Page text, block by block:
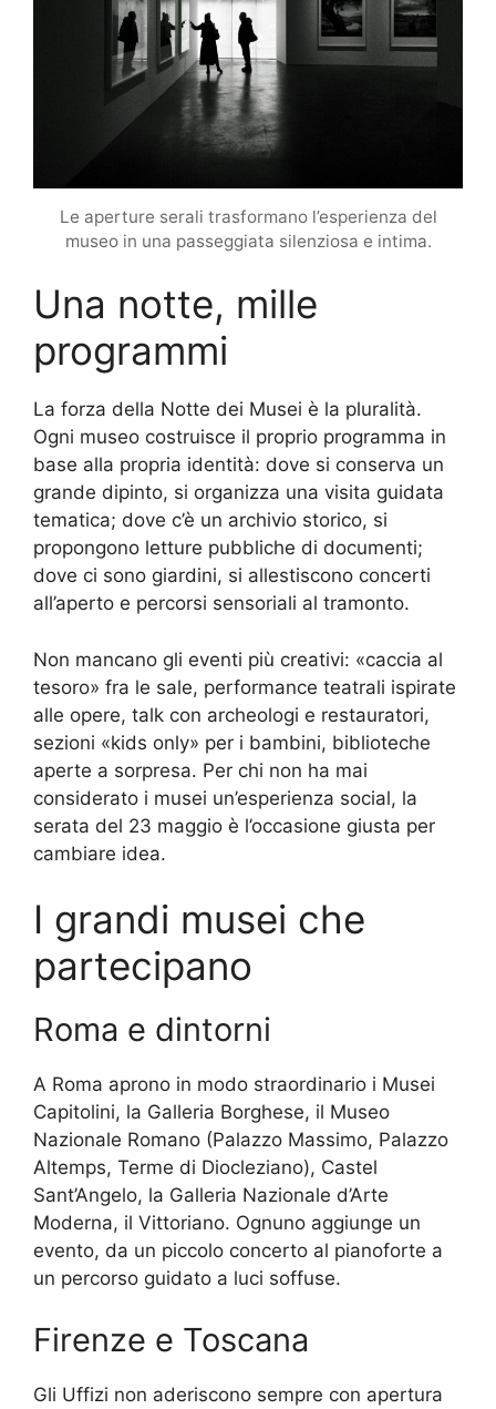
Le aperture serali trasformano l’esperienza del
museo in una passeggiata silenziosa e intima.
Una notte, mille
programmi
La forza della Notte dei Musei è la pluralità.
Ogni museo costruisce il proprio programma in
base alla propria identità: dove si conserva un
grande dipinto, si organizza una visita guidata
tematica; dove c’è un archivio storico, si
propongono letture pubbliche di documenti;
dove ci sono giardini, si allestiscono concerti
all’aperto e percorsi sensoriali al tramonto.
Non mancano gli eventi più creativi: «caccia al
tesoro» fra le sale, performance teatrali ispirate
alle opere, talk con archeologi e restauratori,
sezioni «kids only» per i bambini, biblioteche
aperte a sorpresa. Per chi non ha mai
considerato i musei un’esperienza social, la
serata del 23 maggio è l’occasione giusta per
cambiare idea.
I grandi musei che
partecipano
Roma e dintorni
A Roma aprono in modo straordinario i Musei
Capitolini, la Galleria Borghese, il Museo
Nazionale Romano (Palazzo Massimo, Palazzo
Altemps, Terme di Diocleziano), Castel
Sant’Angelo, la Galleria Nazionale d’Arte
Moderna, il Vittoriano. Ognuno aggiunge un
evento, da un piccolo concerto al pianoforte a
un percorso guidato a luci soffuse.
Firenze e Toscana
Gli Uffizi non aderiscono sempre con apertura